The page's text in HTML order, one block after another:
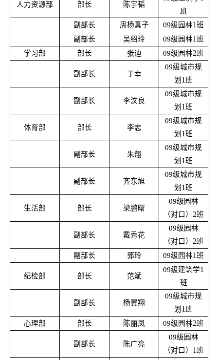
人力资源部 部长 陈宇韬
班
副部长
周杨真子 09级园林1班
副部长
吴绍玲 09级园林1班
学习部
部长 张迪 09级园林2班
副部长 丁幸
09级城市规
划 1班
副部长 李汶良
09级城市规
划 1班
体育部 部长 李志
09级城市规
划 1班
副部长 朱翔
09级城市规
划 1班
副部长 齐东旭
09级城市规
划 1班
生活部 部长 梁鹏曙
09级园林
（对口） 2班
副部长 戴秀花
09级园林
（对口） 2班
副部长
郭玲 09级园林1班
纪检部 部长 范斌
09级建筑学1
班
副部长 杨翼翔
09级城市规
划 1班
心理部
部长 陈丽凤 09级园林2班
副部长 陈广亮
09级园林
（对口） 1班